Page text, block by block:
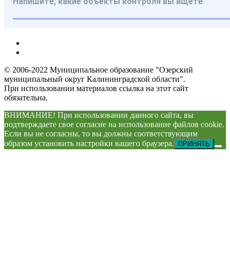
© 2006-2022 Муниципальное образование "Озерский
муниципальный округ Калининградской области".
При использовании материалов ссылка на этот сайт
обязательна.
ВНИМАНИЕ! При использовании данного сайта, вы
подтверждаете свое согласие на использование файлов cookie.
Если вы не согласны, то вы должны соответствующим
образом установить настройки вашего браузера.
ПРИНЯТЬ